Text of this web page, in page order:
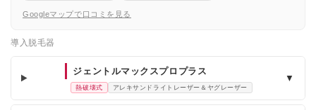
Googleマップで口コミを見る
導入脱毛器
ジェントルマックスプロプラス
熱破壊式 アレキサンドライトレーザー＆ヤグレーザー
▼